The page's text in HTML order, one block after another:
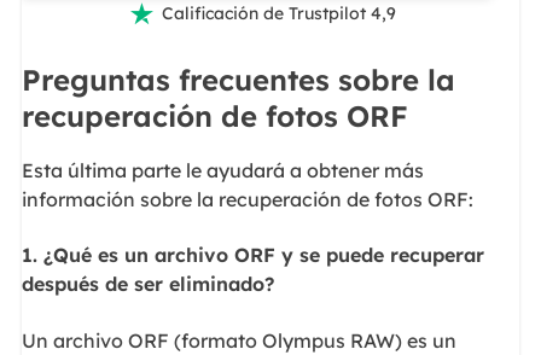
 Calificación de Trustpilot 4,9
Preguntas frecuentes sobre la
recuperación de fotos ORF
Esta última parte le ayudará a obtener más
información sobre la recuperación de fotos ORF:
1. ¿Qué es un archivo ORF y se puede recuperar
después de ser eliminado?
Un archivo ORF (formato Olympus RAW) es un